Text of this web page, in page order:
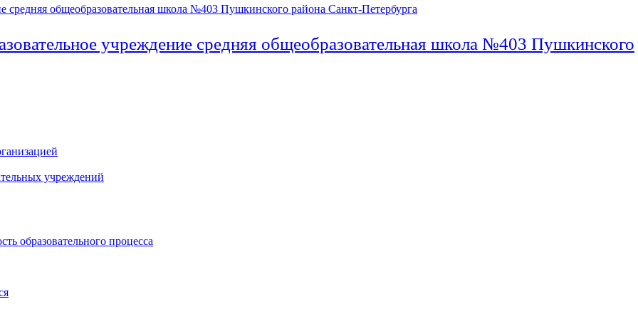
учреждение средняя общеобразовательная школа №403 Пушкинского
учреждений
образовательного процесса